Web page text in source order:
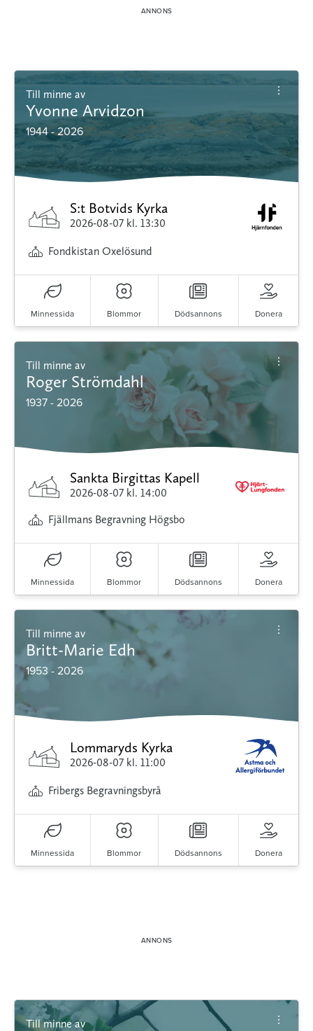
Till minne av
Yvonne Arvidzon
1944 - 2026
S:t Botvids Kyrka
2026-08-07 kl. 13:30
Fondkistan Oxelösund
Minnessida Blommor Dödsannons Donera
Till minne av
Roger Strömdahl
1937 - 2026
Sankta Birgittas Kapell
2026-08-07 kl. 14:00
Fjällmans Begravning Högsbo
Minnessida Blommor Dödsannons Donera
Till minne av
Britt-Marie Edh
1953 - 2026
Lommaryds Kyrka
2026-08-07 kl. 11:00
Fribergs Begravningsbyrå
Minnessida Blommor Dödsannons Donera
Till minne av